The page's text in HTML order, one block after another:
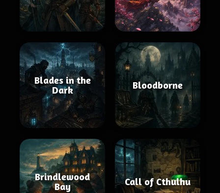
Blades in the
Dark
Bloodborne
Brindlewood
Bay
Call of Cthulhu